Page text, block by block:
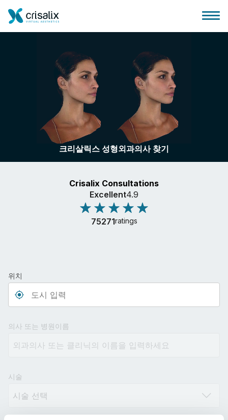
3D 비즈니스 플랫폼
플랜
크리살릭스 성형외과의사 찾기
Crisalix Consultations
Excellent4.9
75271ratings
위치
의사 또는 병원이름
시술